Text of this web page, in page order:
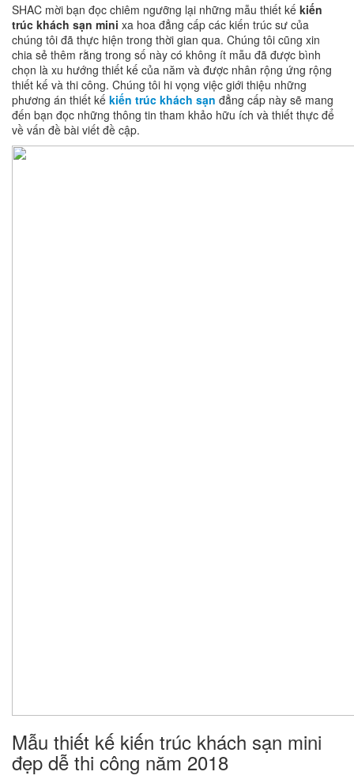
SHAC mời bạn đọc chiêm ngưỡng lại những mẫu thiết kế kiến
trúc khách sạn mini xa hoa đẳng cấp các kiến trúc sư của
chúng tôi đã thực hiện trong thời gian qua. Chúng tôi cũng xin
chia sẻ thêm rằng trong số này có không ít mẫu đã được bình
chọn là xu hướng thiết kế của năm và được nhân rộng ứng rộng
thiết kế và thi công. Chúng tôi hi vọng việc giới thiệu những
phương án thiết kế kiến trúc khách sạn đẳng cấp này sẽ mang
đến bạn đọc những thông tin tham khảo hữu ích và thiết thực để
về vấn đề bài viết đề cập.
Mẫu thiết kế kiến trúc khách sạn mini
đẹp dễ thi công năm 2018